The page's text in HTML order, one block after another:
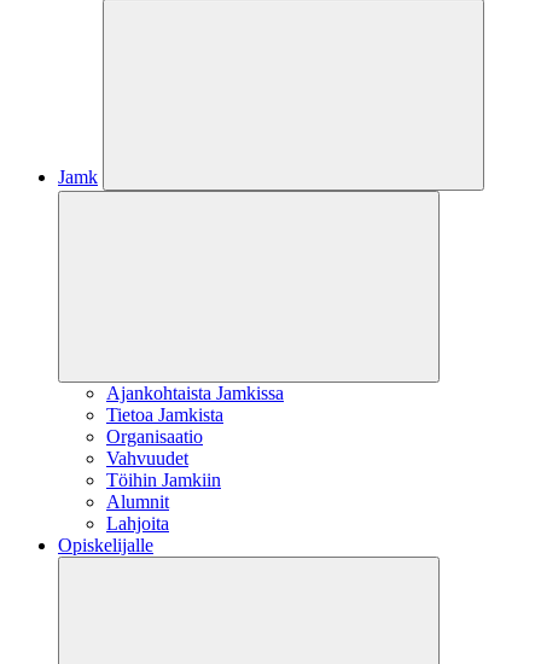
Jamk
Ajankohtaista Jamkissa
Tietoa Jamkista
Organisaatio
Vahvuudet
Töihin Jamkiin
Alumnit
Lahjoita
Opiskelijalle